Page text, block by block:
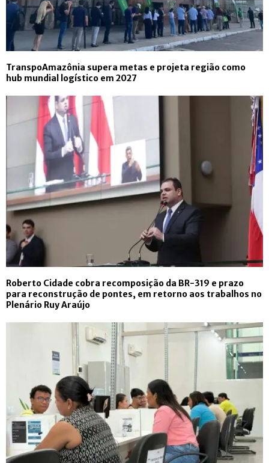
TranspoAmazônia supera metas e projeta região como
hub mundial logístico em 2027
Roberto Cidade cobra recomposição da BR-319 e prazo
para reconstrução de pontes, em retorno aos trabalhos no
Plenário Ruy Araújo